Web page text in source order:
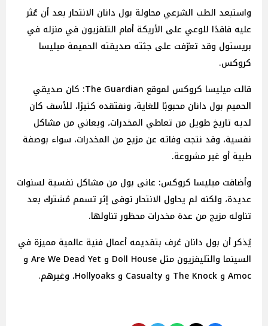
واستبعد الطب الشرعي محاولة بول دانان الانتحار بعد أن عُثر
عليه فاقدًا للوعي على الأريكة أمام التلفزيون في منزله في
بريستول وقد تعرّفت على جثته صديقته الحميمة ميليسا
كروكس.
قالت ميليسا كروكس لموقع The Guardian: كان صديقي
الحميم بول دانان محبوبًا للغاية، ونفتقده كثيرًا، للأسف كان
لديه تاريخ طويل من تعاطي المخدرات، ويعاني من مشاكل
نفسية، وقد نتجت وفاته عن مزيج من المخدرات، سواء بوصفة
طبية أو غير مشروعة.
وأضافت ميليسا كروكس: عانى بول من مشاكل نفسية لسنوات
عديدة، ولكنه لم يحاول الانتحار توفى إثر تسمم مُشترك بعد
تناوله مزيج من عدة مخدرات محظور تناولها.
يُذكر أن بول دانان عُرف بتقديمه أعمال فنية عالمية مميزة في
السينما والتليفزيون مثل Doll House و Are We Dead Yet و
Amoc و The Knock و Casualty و Hollyoaks، وغيرهم.